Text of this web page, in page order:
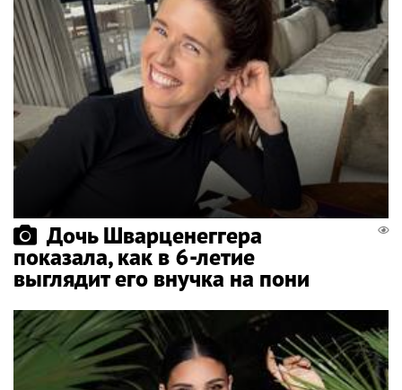
Дочь Шварценеггера
показала, как в 6-летие
выглядит его внучка на пони